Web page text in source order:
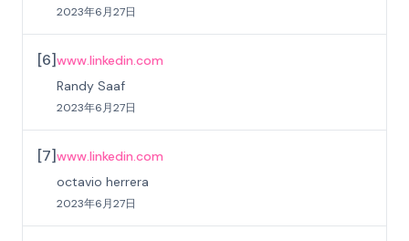
2023年6月27日
[6]www.linkedin.com
Randy Saaf
2023年6月27日
[7]www.linkedin.com
octavio herrera
2023年6月27日